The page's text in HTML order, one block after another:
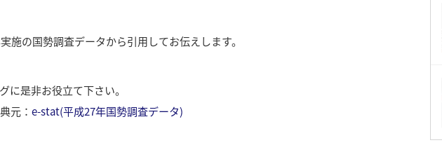
施の国勢調査データから引用してお伝えします。
に是非お役立て下さい。
元： e-stat(平成27年国勢調査データ)